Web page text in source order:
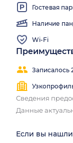
Гостевая
Наличие
Wi-Fi
Записалось
Сведения
Данные
Если вы